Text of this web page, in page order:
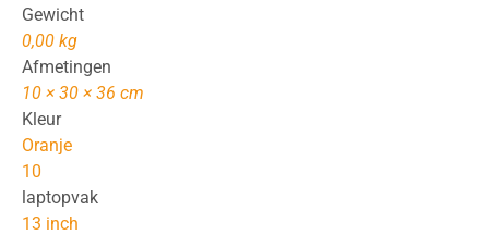
Gewicht
0,00 kg
Afmetingen
10 × 30 × 36 cm
Kleur
Oranje
10
laptopvak
13 inch